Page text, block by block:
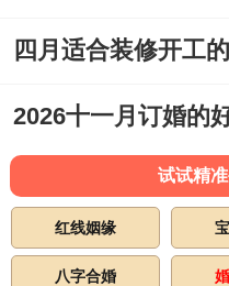
试试精
红线姻缘
八字合婚